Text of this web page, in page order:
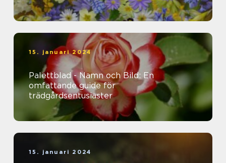
15. januari 2024
Palettblad - Namn och Bild: En
omfattande guide för
trädgårdsentusiaster
15. januari 2024